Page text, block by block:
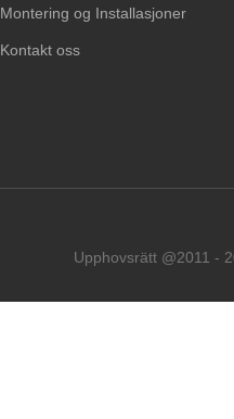
Montering og Installasjoner
Kontakt oss
Upphovsrätt @2011 -